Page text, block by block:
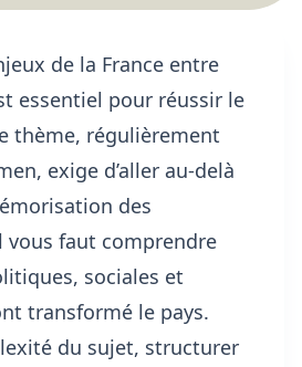
de la France entre
essentiel pour réussir le
thème, régulièrement
exige d’aller au-delà
des
vous faut comprendre
sociales et
transformé le pays.
du sujet, structurer